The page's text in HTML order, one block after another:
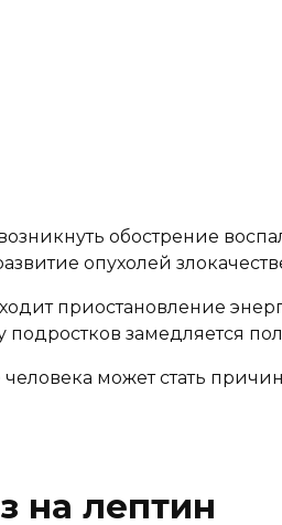
обострение
опухолей
приостановление
замедляется
может стать
на лептин